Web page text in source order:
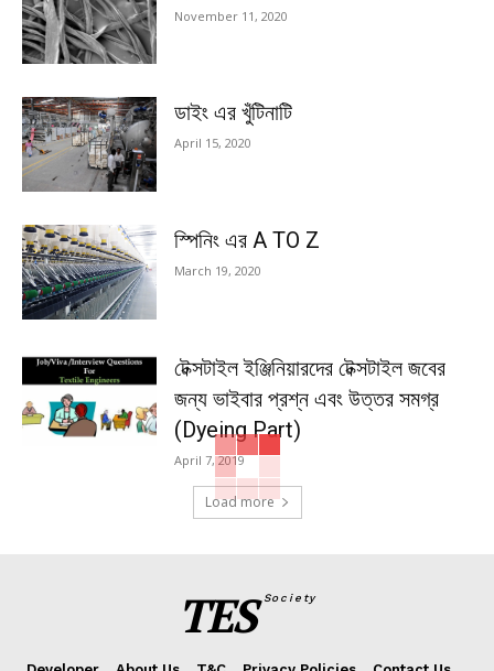
November 11, 2020
ডাইং এর খুঁটিনাটি
April 15, 2020
স্পিনিং এর A TO Z
March 19, 2020
টেক্সটাইল ইঞ্জিনিয়ারদের টেক্সটাইল জবের
জন্য ভাইবার প্রশ্ন এবং উত্তর সমগ্র
(Dyeing Part)
April 7, 2019
Load more
TES Society